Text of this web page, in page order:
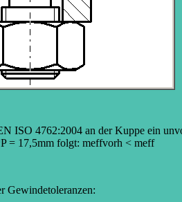
ISO 4762:2004 an der Kuppe ein
= 17,5mm folgt: meffvorh < meff
Gewindetoleranzen: